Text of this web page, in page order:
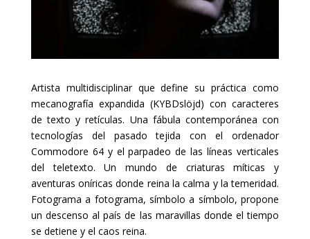
Artista multidisciplinar que define su práctica como
mecanografía expandida (KYBDslöjd) con caracteres
de texto y retículas. Una fábula contemporánea con
tecnologías del pasado tejida con el ordenador
Commodore 64 y el parpadeo de las líneas verticales
del teletexto. Un mundo de criaturas míticas y
aventuras oníricas donde reina la calma y la temeridad.
Fotograma a fotograma, símbolo a símbolo, propone
un descenso al país de las maravillas donde el tiempo
se detiene y el caos reina.